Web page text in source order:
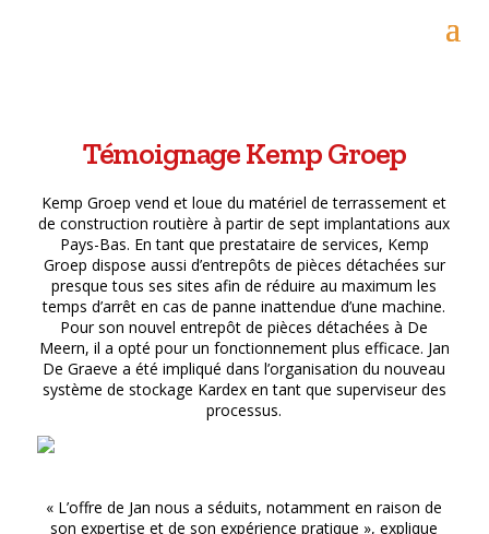
Témoignage Kemp Groep
Kemp Groep vend et loue du matériel de terrassement et
de construction routière à partir de sept implantations aux
Pays-Bas. En tant que prestataire de services, Kemp
Groep dispose aussi d’entrepôts de pièces détachées sur
presque tous ses sites afin de réduire au maximum les
temps d’arrêt en cas de panne inattendue d’une machine.
Pour son nouvel entrepôt de pièces détachées à De
Meern, il a opté pour un fonctionnement plus efficace. Jan
De Graeve a été impliqué dans l’organisation du nouveau
système de stockage Kardex en tant que superviseur des
processus.
« L’offre de Jan nous a séduits, notamment en raison de
son expertise et de son expérience pratique », explique